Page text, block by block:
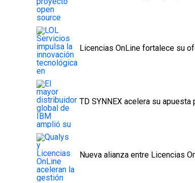
Licencias OnLine fortalece su
TD SYNNEX acelera su
Nueva alianza entre Licencias